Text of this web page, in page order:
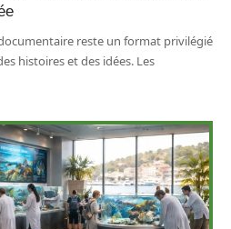
reste un format privilégié
histoires et des idées. Les